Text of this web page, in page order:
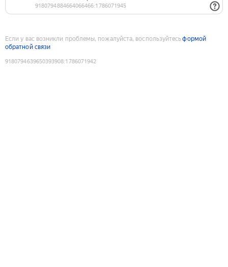
Если у вас возникли проблемы, пожалуйста, воспользуйтесьформой
обратной связи
9180794639650393908:1786071942